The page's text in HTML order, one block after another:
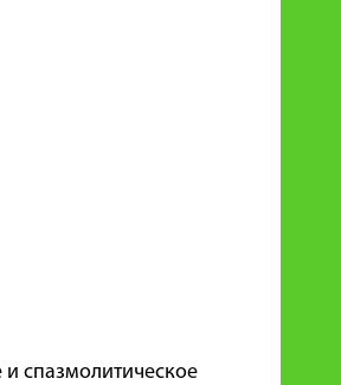
спазмолитическое